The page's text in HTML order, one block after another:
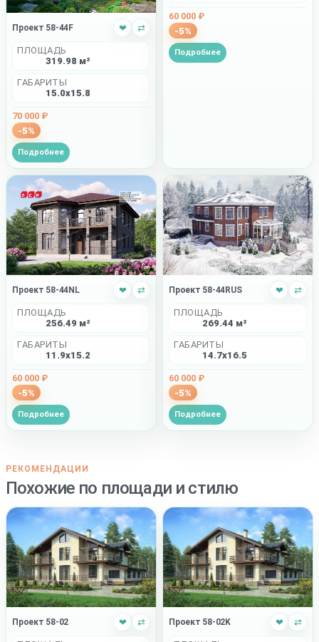
Проект 58-44F ❤ ⇄
ПЛОЩАДЬ
319.98 м²
ГАБАРИТЫ
15.0x15.8
70 000 ₽
-5%
Подробнее
60 000 ₽
-5%
Подробнее
Проект 58-44NL ❤ ⇄
ПЛОЩАДЬ
256.49 м²
ГАБАРИТЫ
11.9x15.2
60 000 ₽
-5%
Подробнее
Проект 58-44RUS ❤ ⇄
ПЛОЩАДЬ
269.44 м²
ГАБАРИТЫ
14.7x16.5
60 000 ₽
-5%
Подробнее
РЕКОМЕНДАЦИИ
Похожие по площади и стилю
Проект 58-02 ❤ ⇄ Проект 58-02K ❤ ⇄